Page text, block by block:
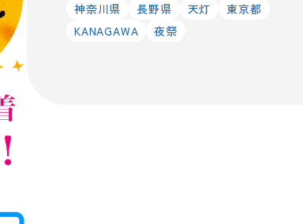
神奈川県
長野県 天灯
東京都
KANAGAWA
夜祭